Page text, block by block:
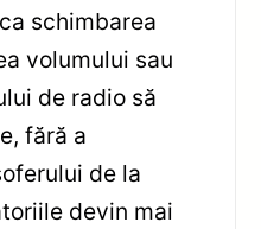
schimbarea
volumului sau
de radio să
fără a
de la
devin mai